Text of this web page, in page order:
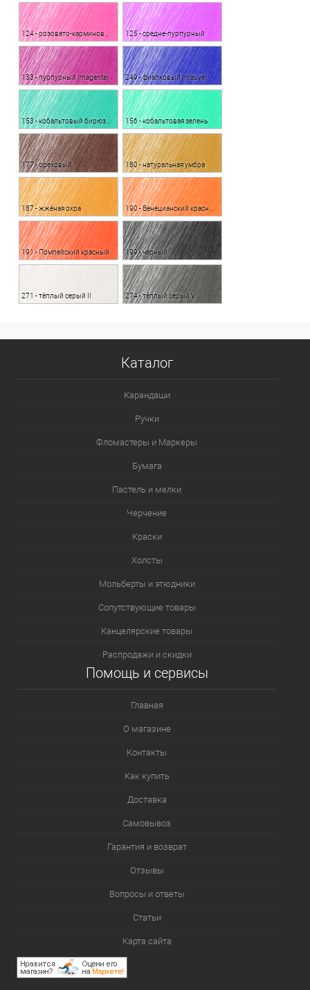
124 - розовато-карминовый 125 - средне-пурпурный
133 - пурпурный (magenta) 249 - фиалковый (mauve)
153 - кобальтовый бирюзовый 156 - кобальтовая зелень
177 - ореховый 180 - натуральная умбра
187 - жжёная охра 190 - Венецианский красный
191 - Помпейский красный 199 - чёрный
271 - тёплый серый II 274 - тёплый серый V
Каталог
Карандаши
Ручки
Фломастеры и Маркеры
Бумага
Пастель и мелки
Черчение
Краски
Холсты
Мольберты и этюдники
Сопутствующие товары
Канцелярские товары
Распродажи и скидки
Помощь и сервисы
Главная
О магазине
Контакты
Как купить
Доставка
Самовывоз
Гарантия и возврат
Отзывы
Вопросы и ответы
Статьи
Карта сайта